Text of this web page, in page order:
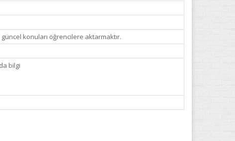
konuları öğrencilere aktarmaktır.
bilgi